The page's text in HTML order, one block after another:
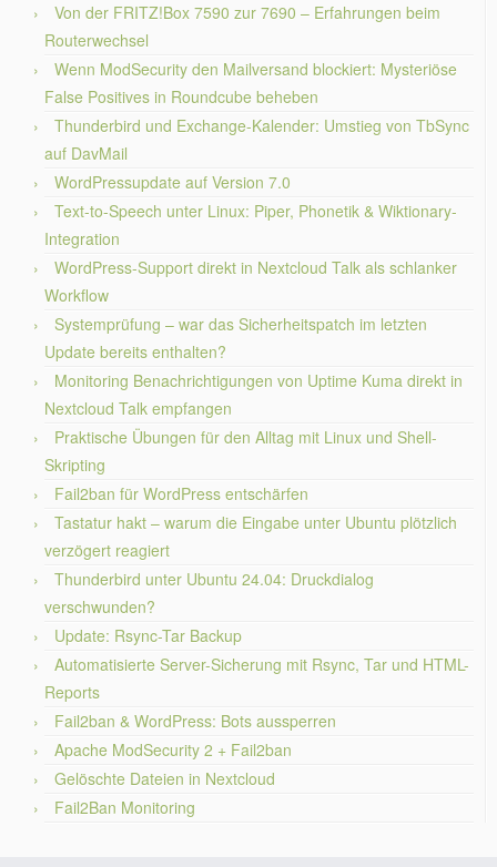
Von der FRITZ!Box 7590 zur 7690 – Erfahrungen beim
Routerwechsel
Wenn ModSecurity den Mailversand blockiert: Mysteriöse
False Positives in Roundcube beheben
Thunderbird und Exchange-Kalender: Umstieg von TbSync
auf DavMail
WordPressupdate auf Version 7.0
Text-to-Speech unter Linux: Piper, Phonetik & Wiktionary-
Integration
WordPress-Support direkt in Nextcloud Talk als schlanker
Workflow
Systemprüfung – war das Sicherheitspatch im letzten
Update bereits enthalten?
Monitoring Benachrichtigungen von Uptime Kuma direkt in
Nextcloud Talk empfangen
Praktische Übungen für den Alltag mit Linux und Shell-
Skripting
Fail2ban für WordPress entschärfen
Tastatur hakt – warum die Eingabe unter Ubuntu plötzlich
verzögert reagiert
Thunderbird unter Ubuntu 24.04: Druckdialog
verschwunden?
Update: Rsync-Tar Backup
Automatisierte Server-Sicherung mit Rsync, Tar und HTML-
Reports
Fail2ban & WordPress: Bots aussperren
Apache ModSecurity 2 + Fail2ban
Gelöschte Dateien in Nextcloud
Fail2Ban Monitoring